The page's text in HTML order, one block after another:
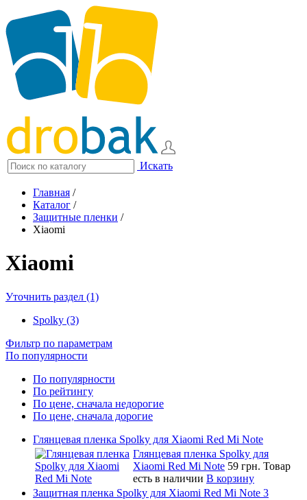
Искать
Главная /
Каталог /
Защитные пленки /
Xiaomi
Xiaomi
Уточнить раздел (1)
Spolky (3)
Фильтр по параметрам
По популярности
По популярности
По рейтингу
По цене, сначала недорогие
По цене, сначала дорогие
Глянцевая пленка Spolky для Xiaomi Red Mi Note
Глянцевая пленка Spolky для
Xiaomi Red Mi Note 59 грн. Товар
есть в наличии В корзину
Защитная пленка Spolky для Xiaomi Red Mi Note 3